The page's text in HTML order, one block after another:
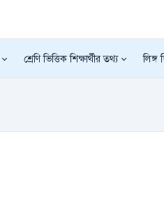
শ্রেণি ভিত্তিক শিক্ষার্থীর তথ্য লিঙ্গ